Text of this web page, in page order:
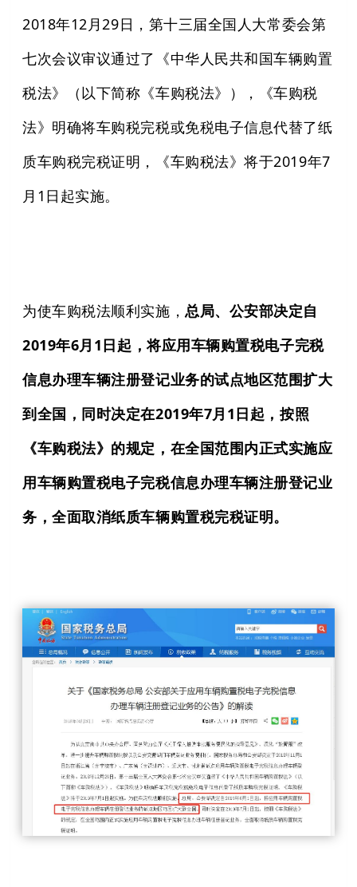
2018年12月29日，第十三届全国人大常委会第
七次会议审议通过了《中华人民共和国车辆购置
税法》（以下简称《车购税法》），《车购税
法》明确将车购税完税或免税电子信息代替了纸
质车购税完税证明，《车购税法》将于2019年7
月1日起实施。
为使车购税法顺利实施，总局、公安部决定自
2019年6月1日起，将应用车辆购置税电子完税
信息办理车辆注册登记业务的试点地区范围扩大
到全国，同时决定在2019年7月1日起，按照
《车购税法》的规定，在全国范围内正式实施应
用车辆购置税电子完税信息办理车辆注册登记业
务，全面取消纸质车辆购置税完税证明。